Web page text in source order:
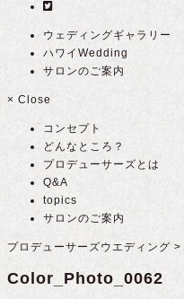
ウェディングギャラリー
ハワイWedding
サロンのご案内
× Close
コンセプト
どんなところ？
プロデューサーズとは
Q&A
topics
サロンのご案内
プロデューサーズウエディング >
Color_Photo_0062